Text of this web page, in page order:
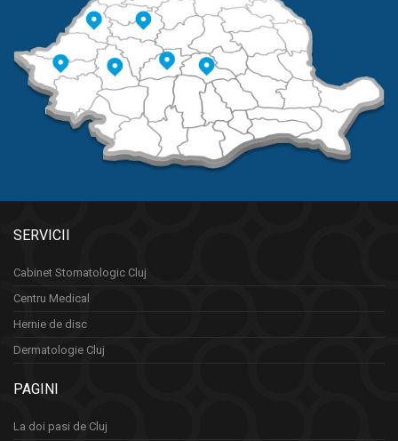
SERVICII
Cabinet Stomatologic Cluj
Centru Medical
Hernie de disc
Dermatologie Cluj
PAGINI
La doi pasi de Cluj